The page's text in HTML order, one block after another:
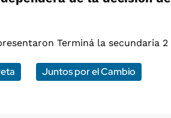
Juntos por el Cambio